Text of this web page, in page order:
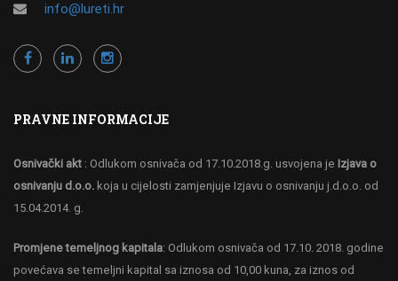
info@lureti.hr
PRAVNE INFORMACIJE
Osnivački akt : Odlukom osnivača od 17.10.2018.g. usvojena je Izjava o
osnivanju d.o.o. koja u cijelosti zamjenjuje Izjavu o osnivanju j.d.o.o. od
15.04.2014. g.
Promjene temeljnog kapitala: Odlukom osnivača od 17.10. 2018. godine
povećava se temeljni kapital sa iznosa od 10,00 kuna, za iznos od